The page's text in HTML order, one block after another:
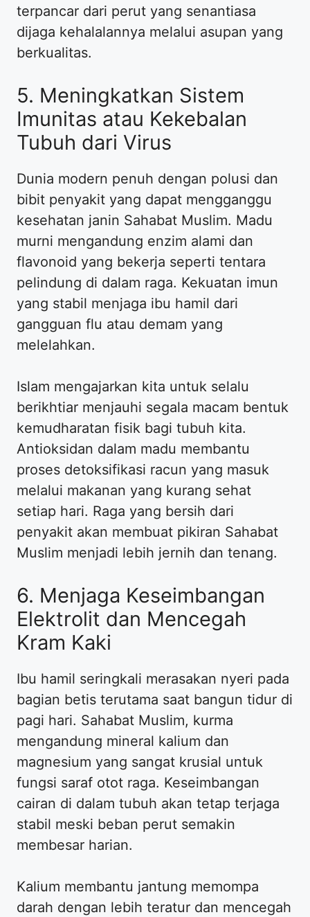
terpancar dari perut yang senantiasa
dijaga kehalalannya melalui asupan yang
berkualitas.
5. Meningkatkan Sistem
Imunitas atau Kekebalan
Tubuh dari Virus
Dunia modern penuh dengan polusi dan
bibit penyakit yang dapat mengganggu
kesehatan janin Sahabat Muslim. Madu
murni mengandung enzim alami dan
flavonoid yang bekerja seperti tentara
pelindung di dalam raga. Kekuatan imun
yang stabil menjaga ibu hamil dari
gangguan flu atau demam yang
melelahkan.
Islam mengajarkan kita untuk selalu
berikhtiar menjauhi segala macam bentuk
kemudharatan fisik bagi tubuh kita.
Antioksidan dalam madu membantu
proses detoksifikasi racun yang masuk
melalui makanan yang kurang sehat
setiap hari. Raga yang bersih dari
penyakit akan membuat pikiran Sahabat
Muslim menjadi lebih jernih dan tenang.
6. Menjaga Keseimbangan
Elektrolit dan Mencegah
Kram Kaki
Ibu hamil seringkali merasakan nyeri pada
bagian betis terutama saat bangun tidur di
pagi hari. Sahabat Muslim, kurma
mengandung mineral kalium dan
magnesium yang sangat krusial untuk
fungsi saraf otot raga. Keseimbangan
cairan di dalam tubuh akan tetap terjaga
stabil meski beban perut semakin
membesar harian.
Kalium membantu jantung memompa
darah dengan lebih teratur dan mencegah